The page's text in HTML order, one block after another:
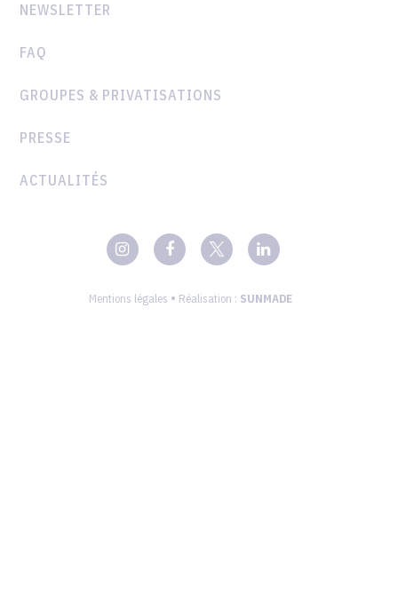
NEWSLETTER
FAQ
GROUPES & PRIVATISATIONS
PRESSE
ACTUALITÉS
Mentions légales • Réalisation : SUNMADE